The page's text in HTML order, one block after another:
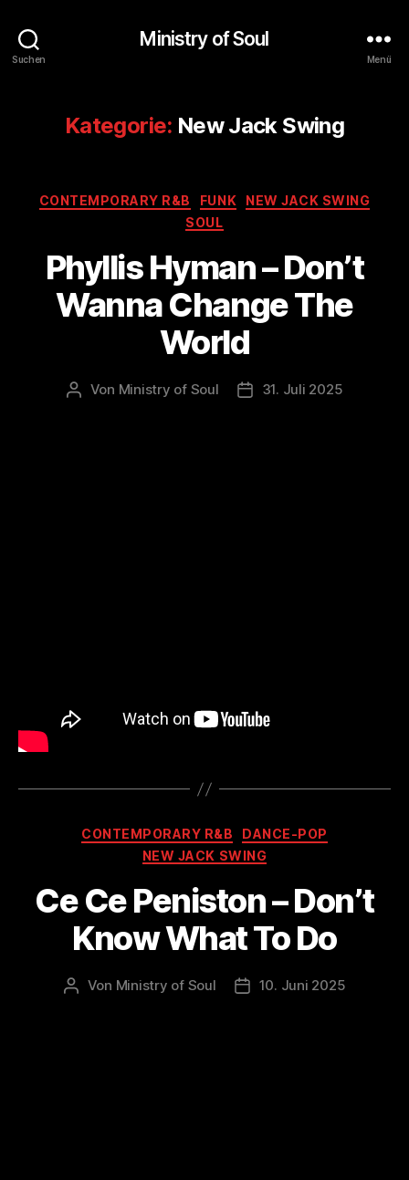
Suchen
Ministry of Soul
Menü
Kategorie: New Jack Swing
Kategorien
CONTEMPORARY R&B FUNK
NEW JACK SWING
SOUL
Phyllis Hyman – Don’t
Wanna Change The
World
Beitragsautor
Von Ministry of Soul Veröffentlichungsdatum
31. Juli 2025
Kategorien
CONTEMPORARY R&B
DANCE-POP
NEW JACK SWING
Ce Ce Peniston – Don’t
Know What To Do
Beitragsautor
Von Ministry of Soul Veröffentlichungsdatum
10. Juni 2025